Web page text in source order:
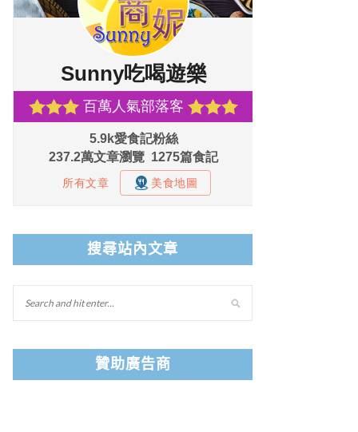
搜尋站內文章
贊助廣告商